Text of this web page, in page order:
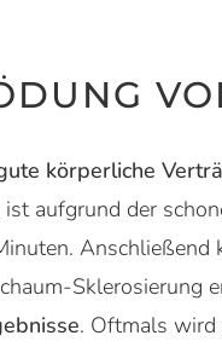
körperliche
aufgrund der
Anschließend
Sklerosierung
. Oftmals wird